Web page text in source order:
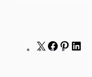
X Facebook